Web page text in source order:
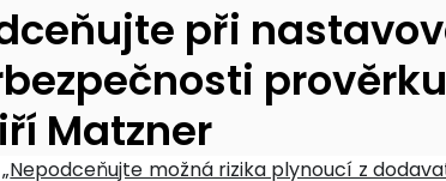
při
Matzner
„Nepodceňujte možná rizika plynoucí z